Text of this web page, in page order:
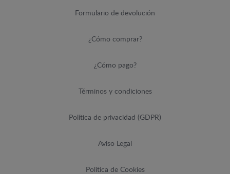
Formulario de devolución
¿Cómo comprar?
¿Cómo pago?
Términos y condiciones
Política de privacidad (GDPR)
Aviso Legal
Política de Cookies